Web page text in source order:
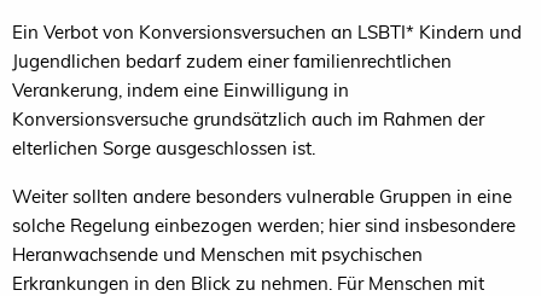
Ein Verbot von Konversionsversuchen an LSBTI* Kindern und
Jugendlichen bedarf zudem einer familienrechtlichen
Verankerung, indem eine Einwilligung in
Konversionsversuche grundsätzlich auch im Rahmen der
elterlichen Sorge ausgeschlossen ist.
Weiter sollten andere besonders vulnerable Gruppen in eine
solche Regelung einbezogen werden; hier sind insbesondere
Heranwachsende und Menschen mit psychischen
Erkrankungen in den Blick zu nehmen. Für Menschen mit